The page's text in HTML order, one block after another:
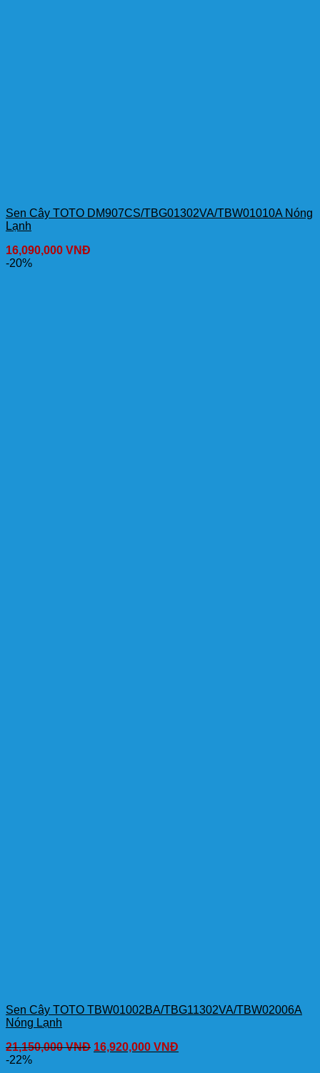
Sen Cây TOTO DM907CS/TBG01302VA/TBW01010A Nóng
Lạnh
16,090,000 VNĐ
-20%
Sen Cây TOTO TBW01002BA/TBG11302VA/TBW02006A
Nóng Lạnh
21,150,000VNĐ 16,920,000 VNĐ
-22%